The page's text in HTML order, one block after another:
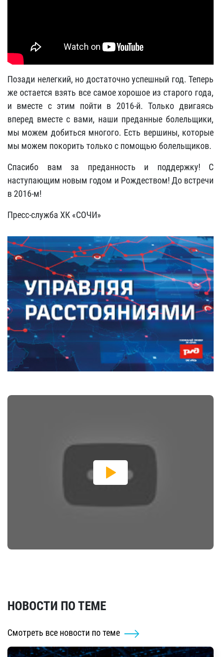
Позади нелегкий, но достаточно успешный год. Теперь
же остается взять все самое хорошое из старого года,
и вместе с этим пойти в 2016-й. Только двигаясь
вперед вместе с вами, наши преданные болельщики,
мы можем добиться многого. Есть вершины, которые
мы можем покорить только с помощью болельщиков.
Спасибо вам за преданность и поддержку! С
наступающим новым годом и Рождеством! До встречи
в 2016-м!
Пресс-служба ХК «СОЧИ»
НОВОСТИ ПО ТЕМЕ
Смотреть все новости по теме